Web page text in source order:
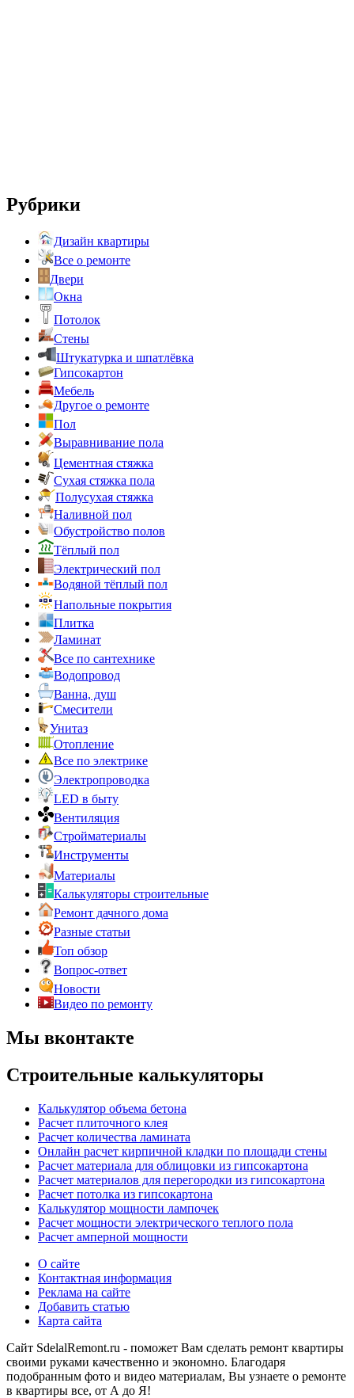
Рубрики
Дизайн квартиры
Все о ремонте
Двери
Окна
Потолок
Стены
Штукатурка и шпатлёвка
Гипсокартон
Мебель
Другое о ремонте
Пол
Выравнивание пола
Цементная стяжка
Сухая стяжка пола
Полусухая стяжка
Наливной пол
Обустройство полов
Тёплый пол
Электрический пол
Водяной тёплый пол
Напольные покрытия
Плитка
Ламинат
Все по сантехнике
Водопровод
Ванна, душ
Смесители
Унитаз
Отопление
Все по электрике
Электропроводка
LED в быту
Вентиляция
Стройматериалы
Инструменты
Материалы
Калькуляторы строительные
Ремонт дачного дома
Разные статьи
Топ обзор
Вопрос-ответ
Новости
Видео по ремонту
Мы вконтакте
Строительные калькуляторы
Калькулятор объема бетона
Расчет плиточного клея
Расчет количества ламината
Онлайн расчет кирпичной кладки по площади стены
Расчет материала для облицовки из гипсокартона
Расчет материалов для перегородки из гипсокартона
Расчет потолка из гипсокартона
Калькулятор мощности лампочек
Расчет мощности электрического теплого пола
Расчет амперной мощности
О сайте
Контактная информация
Реклама на сайте
Добавить статью
Карта сайта
Сайт SdelalRemont.ru - поможет Вам сделать ремонт квартиры
своими руками качественно и экономно. Благодаря
подобранным фото и видео материалам, Вы узнаете о ремонте
в квартиры все, от А до Я!